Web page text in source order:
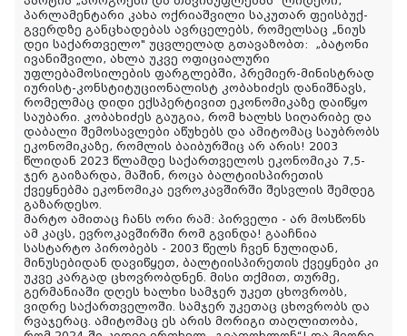
პარლამენტარი კახა ოქრიაშვილი საკუთარ ფეისბუქ-
გვერდზე განცხადებას ავრცელებს, რომელსაც „ნიუს
დეი საქართველო" უცვლელად გთავაზობთ: „ბატონი
ივანიშვილი, ახლა უკვე ოფიციალური
უფლებამოსილების ფარგლებში, პრემიერ-მინისტრად
იურისტ-კონსტიტუციონალისტ კობახიძეს დანიშნავს,
რომელმაც დიდი ექსპერტივით ეკონომიკაზე დაიწყო
საუბარი. კობახიძეს გაუგია, რომ ხალხს სიღარიბე და
დაბალი შემოსავლები აწუხებს და ამიტომაც საუბრობს
ეკონომიკაზე, რომლის ბაიბურშიც არ არის! 2003
წლიდან 2023 წლამდე საქართველოს ეკონომიკა 7,5-
ჯერ გაიზარდა, მაშინ, როცა ბალტიისპირეთის
ქვეყნებმა ეკონომიკა ევროკავშირში შესვლის შემდეგ
გაზარდესო.
მარტო ამითაც ჩანს ორი რამ: პირველი - არ მოსწონს
ამ კაცს, ევროკავშირში რომ გვინდა! გააჩნია
სასტარტო პირობებს - 2003 წელს ჩვენ ნულიდან,
მინუსებიდან დავიწყეთ, ბალტიისპირეთის ქვეყნები კი
უკვე კარგად ცხოვრობდნენ. მისი თქმით, თურმე,
გერმანიაში დღეს ხალხი სამჯერ უკეთ ცხოვრობს,
ვიდრე საქართველოში. სამჯერ უკეთაც ცხოვრობს და
რვაჯერაც. ამიტომაც ეს არის მორიგი თაღლითობა,